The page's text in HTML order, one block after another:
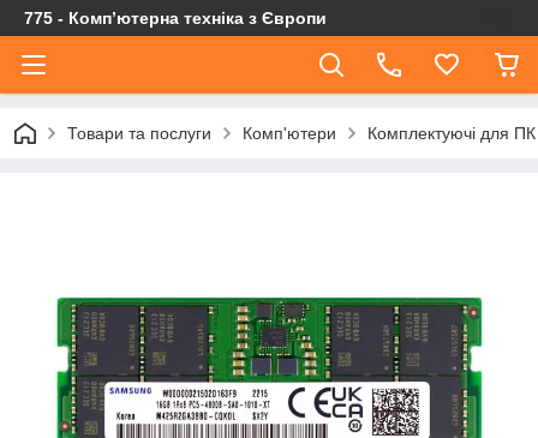
775 - Компʼютерна техніка з Європи
Товари та послуги Комп'ютери Комплектуючі для ПК